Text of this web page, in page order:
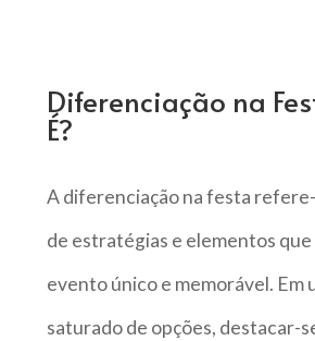
Diferenciação na
É?
A diferenciação na festa
de estratégias e elementos
evento único e memorável. Em
saturado de opções, destacar-